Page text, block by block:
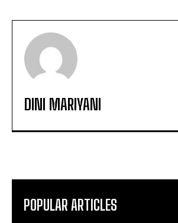
DINI MARIYANI
POPULAR ARTICLES